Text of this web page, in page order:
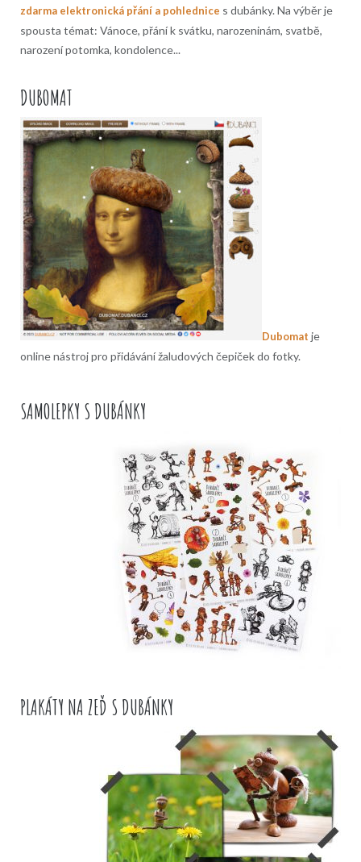
zdarma elektronická přání a pohlednice s dubánky. Na výběr je
spousta témat: Vánoce, přání k svátku, narozeninám, svatbě,
narození potomka, kondolence...
DUBOMAT
Dubomat je
online nástroj pro přidávání žaludových čepiček do fotky.
SAMOLEPKY S DUBÁNKY
PLAKÁTY NA ZEĎ S DUBÁNKY